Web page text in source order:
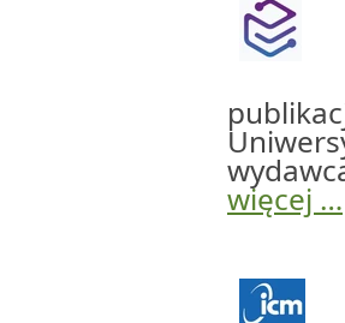
więcej …